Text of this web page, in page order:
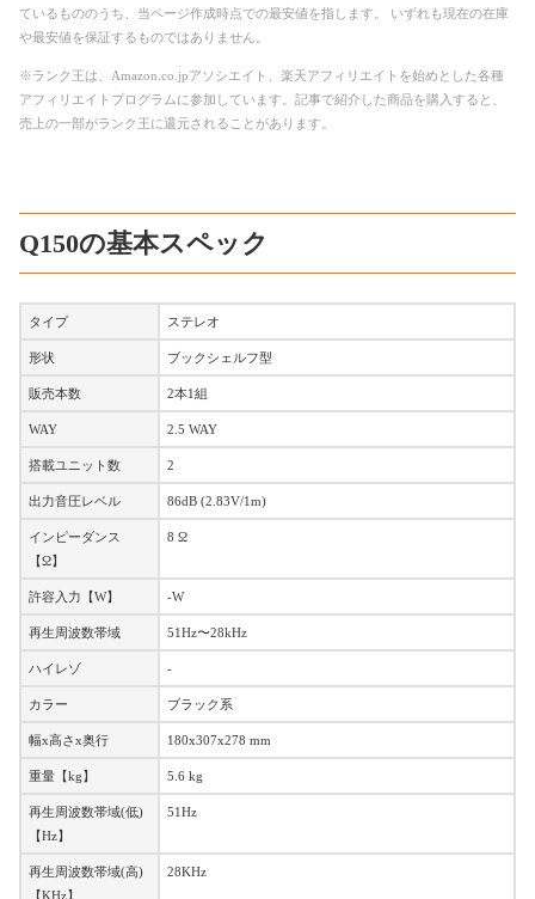
ているもののうち、当ページ作成時点での最安値を指します。 いずれも現在の在庫
や最安値を保証するものではありません。
※ランク王は、Amazon.co.jpアソシエイト、楽天アフィリエイトを始めとした各種
アフィリエイトプログラムに参加しています。記事で紹介した商品を購入すると、
売上の一部がランク王に還元されることがあります。
Q150の基本スペック
タイプ ステレオ
形状 ブックシェルフ型
販売本数 2本1組
WAY 2.5 WAY
搭載ユニット数 2
出力音圧レベル 86dB (2.83V/1m)
インピーダンス
【Ω】
8 Ω
許容入力【W】 -W
再生周波数帯域 51Hz〜28kHz
ハイレゾ -
カラー ブラック系
幅x高さx奥行 180x307x278 mm
重量【kg】 5.6 kg
再生周波数帯域(低)
【Hz】
51Hz
再生周波数帯域(高)
【KHz】
28KHz